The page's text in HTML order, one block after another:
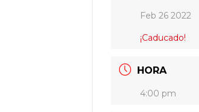
Feb 26 2022
¡Caducado!
HORA
4:00 pm